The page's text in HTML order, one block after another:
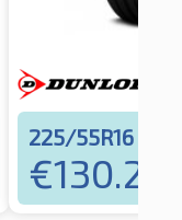
225/55R16 95Y
€130.25